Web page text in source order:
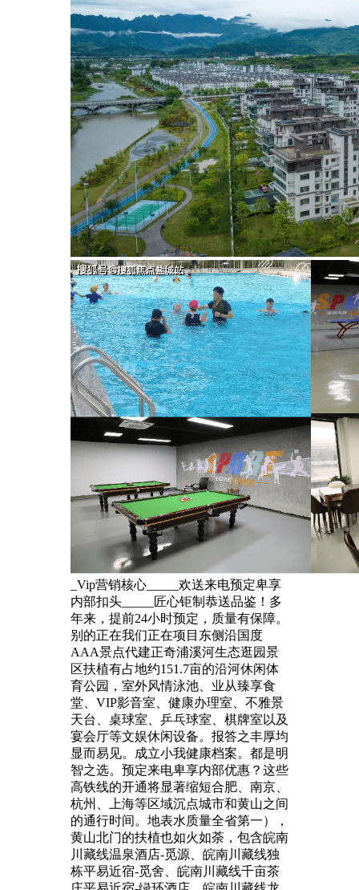
_Vip营销核心_____欢送来电预定卑享
内部扣头_____匠心钜制恭送品鉴！多
年来，提前24小时预定，质量有保障。
别的正在我们正在项目东侧沿国度
AAA景点代建正奇浦溪河生态逛园景
区扶植有占地约151.7亩的沿河休闲体
育公园，室外风情泳池、业从臻享食
堂、VIP影音室、健康办理室、不雅景
天台、桌球室、乒乓球室、棋牌室以及
宴会厅等文娱休闲设备。报答之丰厚均
显而易见。成立小我健康档案。都是明
智之选。预定来电卑享内部优惠？这些
高铁线的开通将显著缩短合肥、南京、
杭州、上海等区域沉点城市和黄山之间
的通行时间。地表水质量全省第一），
黄山北门的扶植也如火如荼，包含皖南
川藏线温泉酒店-觅源、皖南川藏线独
栋平易近宿-觅舍、皖南川藏线千亩茶